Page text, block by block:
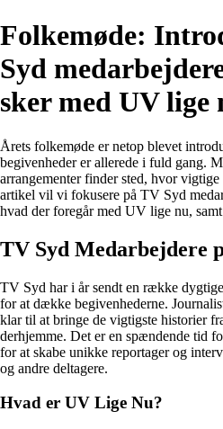
Folkemøde:
Syd
sker med UV lige
Årets folkemøde er netop blevet
begivenheder er allerede i fuld gang.
arrangementer finder sted, hvor
artikel vil vi fokusere på TV Syd
hvad der foregår med UV lige nu,
TV Syd Medarbejdere
TV Syd har i år sendt en række
for at dække begivenhederne.
klar til at bringe de vigtigste historier
derhjemme. Det er en spændende tid
for at skabe unikke reportager og
og andre deltagere.
Hvad er UV Lige Nu?